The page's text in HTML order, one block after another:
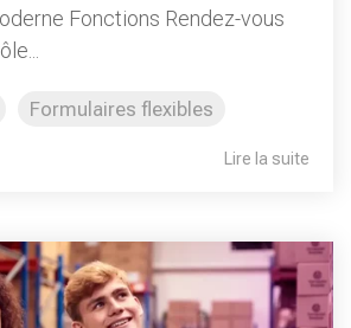
Fonctions Rendez-vous
Formulaires flexibles
Lire la suite